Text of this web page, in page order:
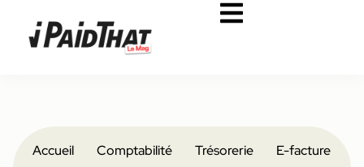
Accueil Comptabilité Trésorerie E-facture